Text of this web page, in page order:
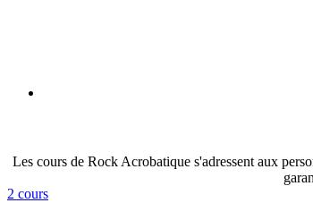
Les cours de Rock Acrobatique s'adressent aux
2 cours